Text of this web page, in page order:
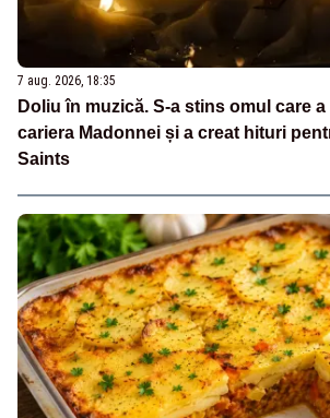
7 aug. 2026, 18:35
Doliu în muzică. S-a stins omul care
cariera Madonnei și a creat hituri
Saints